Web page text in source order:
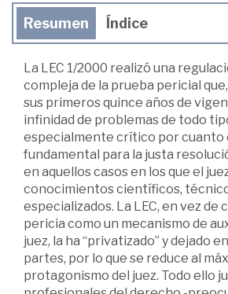
Resumen Índice
La LEC 1/2000 realizó una
compleja de la prueba pericial
sus primeros quince años de
infinidad de problemas de todo
especialmente crítico por cuanto
fundamental para la justa
en aquellos casos en los que el
conocimientos científicos,
especializados. La LEC, en vez de
pericia como un mecanismo de
juez, la ha “privatizado” y dejado
partes, por lo que se reduce al
protagonismo del juez. Todo ello